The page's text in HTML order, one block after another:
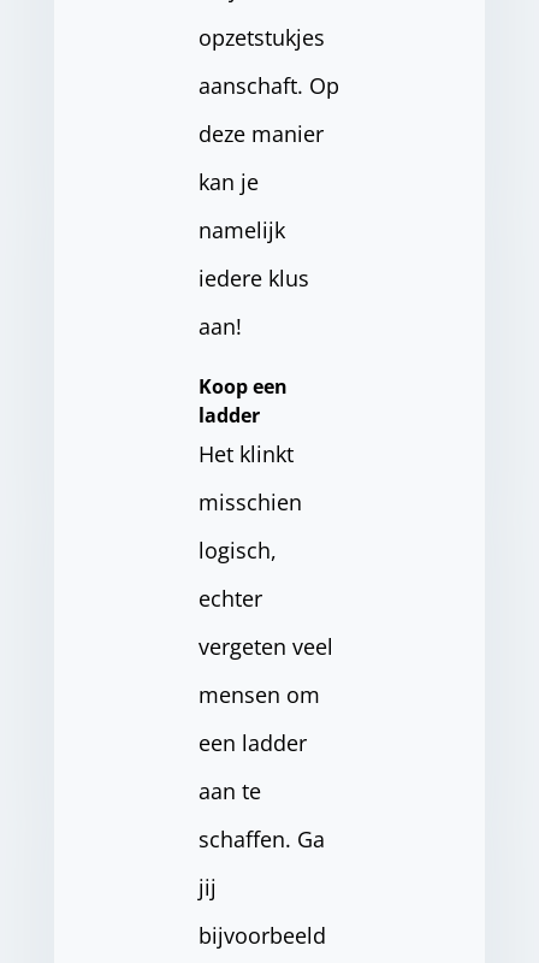
opzetstukjes
aanschaft. Op
deze manier
kan je
namelijk
iedere klus
aan!
Koop een
ladder
Het klinkt
misschien
logisch,
echter
vergeten veel
mensen om
een ladder
aan te
schaffen. Ga
jij
bijvoorbeeld